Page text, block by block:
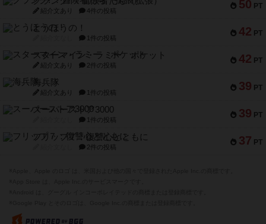
50 PT
紹介文あり 4件の投稿
42 PT
とうほうの！
1件の投稿
42 PT
スターマイン・ラミー ポケット
紹介文あり 2件の投稿
39 PT
海兵隊
紹介文あり 1件の投稿
39 PT
スーパーストア3000
1件の投稿
37 PT
フリップ７：復讐心とともに
2件の投稿